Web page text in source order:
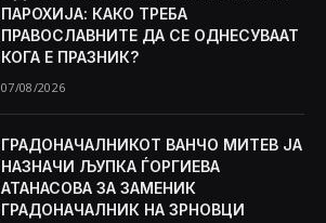
ПАРОХИЈА: КАКО ТРЕБА
ПРАВОСЛАВНИТЕ ДА СЕ ОДНЕСУВААТ
КОГА Е ПРАЗНИК?
07/08/2026
ГРАДОНАЧАЛНИКОТ ВАНЧО МИТЕВ ЈА
НАЗНАЧИ ЉУПКА ЃОРГИЕВА
АТАНАСОВА ЗА ЗАМЕНИК
ГРАДОНАЧАЛНИК НА ЗРНОВЦИ